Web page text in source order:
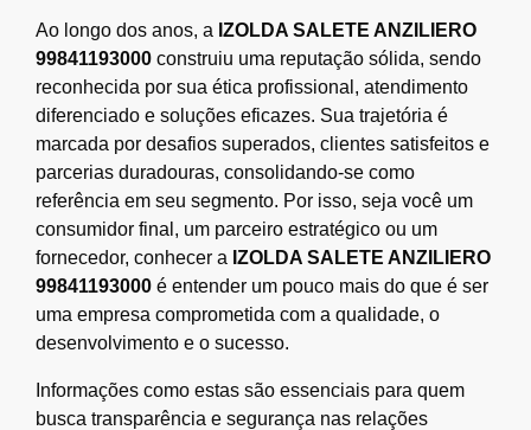
Ao longo dos anos, a IZOLDA SALETE ANZILIERO
99841193000 construiu uma reputação sólida, sendo
reconhecida por sua ética profissional, atendimento
diferenciado e soluções eficazes. Sua trajetória é
marcada por desafios superados, clientes satisfeitos e
parcerias duradouras, consolidando-se como
referência em seu segmento. Por isso, seja você um
consumidor final, um parceiro estratégico ou um
fornecedor, conhecer a IZOLDA SALETE ANZILIERO
99841193000 é entender um pouco mais do que é ser
uma empresa comprometida com a qualidade, o
desenvolvimento e o sucesso.
Informações como estas são essenciais para quem
busca transparência e segurança nas relações